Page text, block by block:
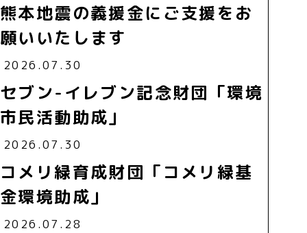
熊本地震の義援金にご支援をお
願いいたします
2026.07.30
セブン-イレブン記念財団「環境
市民活動助成」
2026.07.30
コメリ緑育成財団「コメリ緑基
金環境助成」
2026.07.28